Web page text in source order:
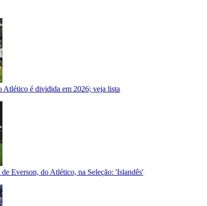
Atlético é dividida em 2026; veja lista
Everson, do Atlético, na Seleção: 'Islandês'